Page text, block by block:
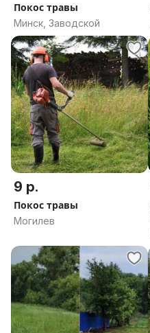
Покос травы
Минск, Заводской
9 р.
Покос травы
Могилев